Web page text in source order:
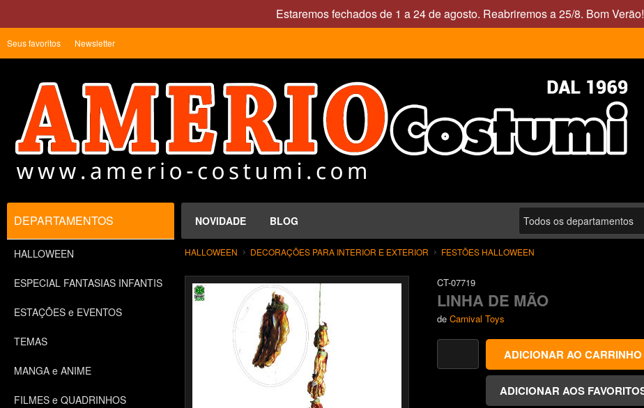
Estaremos fechados de 1 a 24 de agosto. Reabriremos a 25/8. Bom Verão!
Seus favoritos Newsletter
NOVIDADE BLOG
DEPARTAMENTOS
HALLOWEEN
ESPECIAL FANTASIAS INFANTIS
ESTAÇÕES e EVENTOS
TEMAS
MANGA e ANIME
FILMES e QUADRINHOS
HALLOWEEN DECORAÇÕES PARA INTERIOR E EXTERIOR FESTÕES HALLOWEEN
CT-07719
LINHA DE MÃO
de Carnival Toys